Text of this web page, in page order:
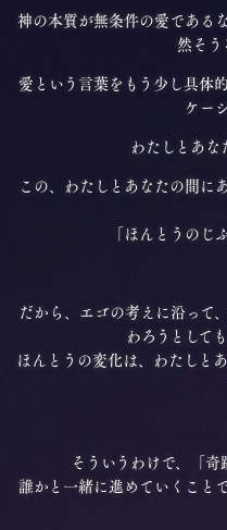
神の本質が無条件の愛である
然そう
愛という言葉をもう少し具体
ケー
わたしとあな
この、わたしとあなたの間に
「ほんとうのじ
だから、エゴの考えに沿って
わろうとして
ほんとうの変化は、わたしと
そういうわけで、「奇
誰かと一緒に進めていくこと